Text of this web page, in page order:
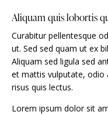
Aliquam quis lobortis
Curabitur pellentesque
ut. Sed sed quam ut ex
Aliquam sed ligula sed
et mattis vulputate, odio
risus quis lectus.
Lorem ipsum dolor sit